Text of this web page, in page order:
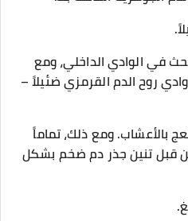
في الوادي الداخلي، ومع
روح الدم القرمزي ضئيلاً –
بالأعشاب. ومع ذلك، تماماً
قبل تنين جذر دم ضخم بشكل